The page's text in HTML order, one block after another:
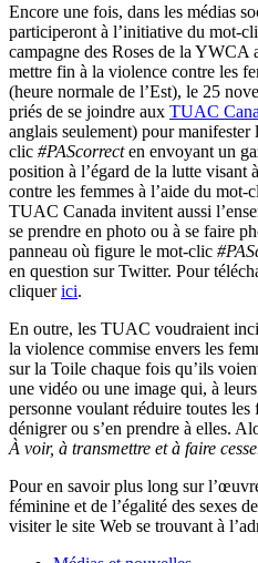
Encore une fois, dans les médias
participeront à l’initiative du mot-
campagne des Roses de la YWCA
mettre fin à la violence contre les
(heure normale de l’Est), le 25
priés de se joindre aux TUAC
anglais seulement) pour
clic #PAScorrecten envoyant un
position à l’égard de la lutte visant
contre les femmes à l’aide du mot-
TUAC Canada invitent aussi
se prendre en photo ou à se faire
panneau où figure le mot-clic
en question sur Twitter. Pour
cliquerici.
En outre, les TUAC voudraient
la violence commise envers les
sur la Toile chaque fois qu’ils
une vidéo ou une image qui, à
personne voulant réduire toutes les
dénigrer ou s’en prendre à elles.
À voir, à transmettre et à faire
Pour en savoir plus long sur
féminine et de l’égalité des sexes
visiter le site Web se trouvant à